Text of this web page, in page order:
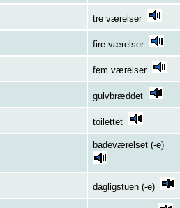
tre værelser
fire værelser
fem værelser
gulvbræddet
toilettet
badeværelset (-e)
dagligstuen (-e)